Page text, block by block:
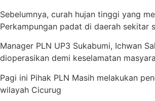
Sebelumnya, curah hujan tinggi yang
Perkampungan padat di daerah sekitar
Manager PLN UP3 Sukabumi, Ichwan
dioperasikan demi keselamatan
Pagi ini Pihak PLN Masih melakukan
wilayah Cicurug